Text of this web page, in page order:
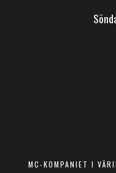
MC-KOMPANIET I